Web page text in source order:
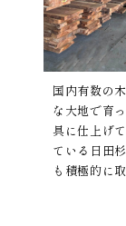
国内有数の
な大地で育
具に仕上げ
ている日田
も積極的に